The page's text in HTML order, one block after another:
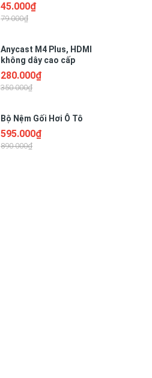
45.000₫
79.000₫
Anycast M4 Plus, HDMI
không dây cao cấp
280.000₫
350.000₫
Bộ Nệm Gối Hơi Ô Tô
595.000₫
890.000₫